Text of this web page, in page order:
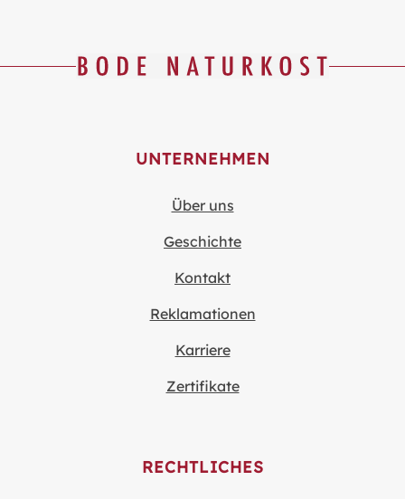
UNTERNEHMEN
Über uns
Geschichte
Kontakt
Reklamationen
Karriere
Zertifikate
RECHTLICHES